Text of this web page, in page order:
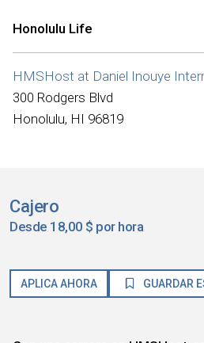
Honolulu Life
HMSHost at Daniel Inouye
300 Rodgers Blvd
Honolulu, HI 96819
Cajero
Desde 18,00 $ por hora
APLICA AHORA GUARDAR